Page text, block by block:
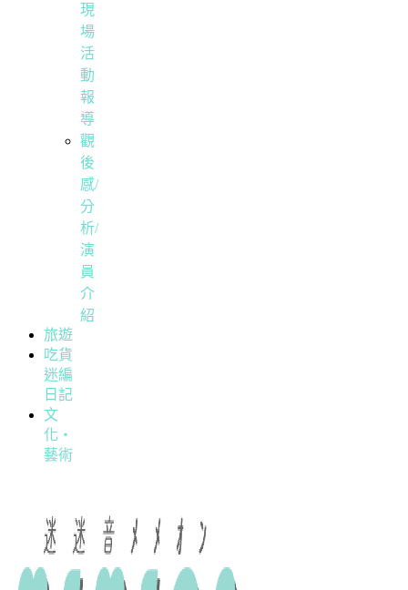
現
場
活
動
報
導
觀
後
感/
分
析/
演
員
介
紹
旅遊
吃貨
迷編
日記
文
化・
藝術